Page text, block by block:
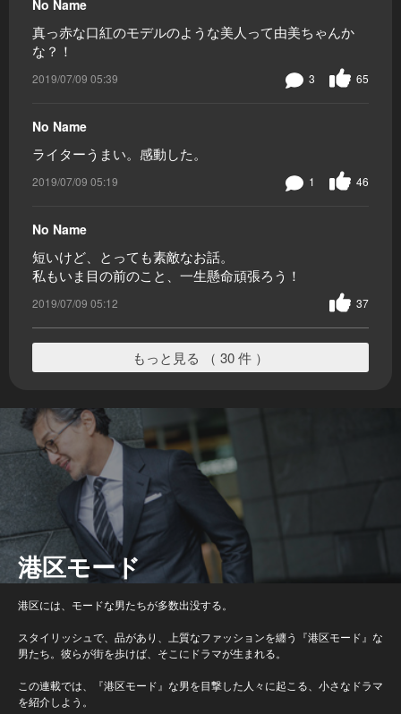
No Name
真っ赤な口紅のモデルのような美人って由美ちゃんか
な？！
2019/07/09 05:39 65
3
No Name
ライターうまい。感動した。
2019/07/09 05:19 46
1
No Name
短いけど、とっても素敵なお話。
私もいま目の前のこと、一生懸命頑張ろう！
2019/07/09 05:12 37
もっと見る （ 30 件 ）
港区モード
港区には、モードな男たちが多数出没する。
スタイリッシュで、品があり、上質なファッションを纏う『港区モード』な
男たち。彼らが街を歩けば、そこにドラマが生まれる。
この連載では、『港区モード』な男を目撃した人々に起こる、小さなドラマ
を紹介しよう。